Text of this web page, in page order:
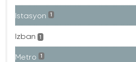
Istasyon 1
Izban 1
Metro 1